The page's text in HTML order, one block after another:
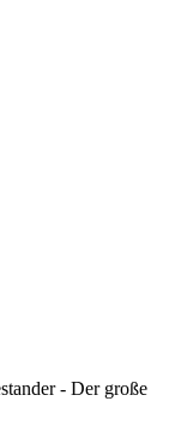
- Der große